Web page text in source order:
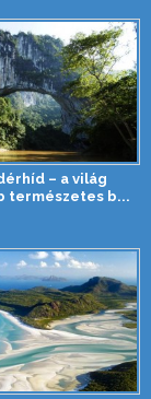
– a világ
természetes b...